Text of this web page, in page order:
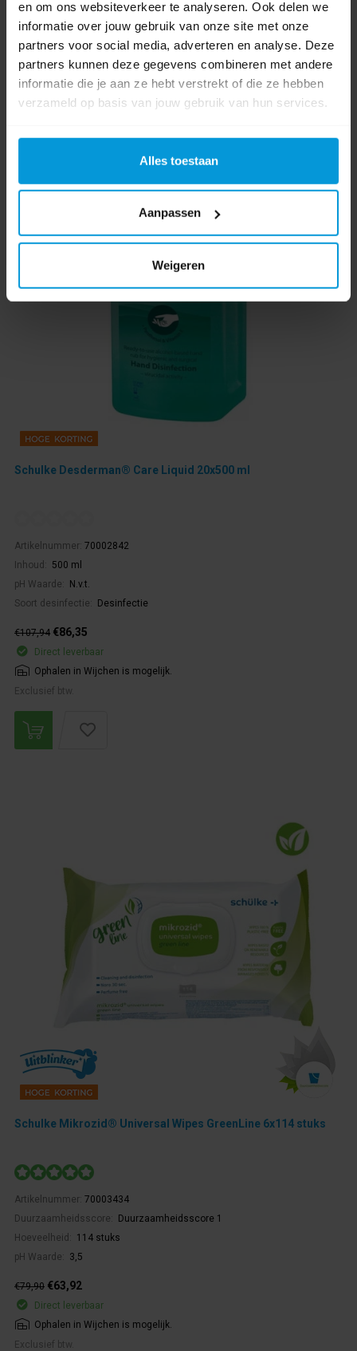
en om ons websiteverkeer te analyseren. Ook delen we
informatie over jouw gebruik van onze site met onze
partners voor social media, adverteren en analyse. Deze
partners kunnen deze gegevens combineren met andere
informatie die je aan ze hebt verstrekt of die ze hebben
verzameld op basis van jouw gebruik van hun services.
Alles toestaan
Aanpassen
Weigeren
1 beoordeling(en) | Beoordeling toevoegen
Gerelateerde producten
Schulke Desderman® Care Liquid 20x500 ml
Artikelnummer: 70002842
Inhoud:
500 ml
pH Waarde:
N.v.t.
Soort desinfectie:
Desinfectie
€107,94 €86,35
Direct leverbaar
Ophalen in Wijchen is mogelijk.
Exclusief btw.
Schulke Mikrozid® Universal Wipes GreenLine 6x114 stuks
Artikelnummer: 70003434
Duurzaamheidsscore:
Duurzaamheidsscore 1
Hoeveelheid:
114 stuks
pH Waarde:
3,5
€79,90 €63,92
Direct leverbaar
Ophalen in Wijchen is mogelijk.
Exclusief btw.